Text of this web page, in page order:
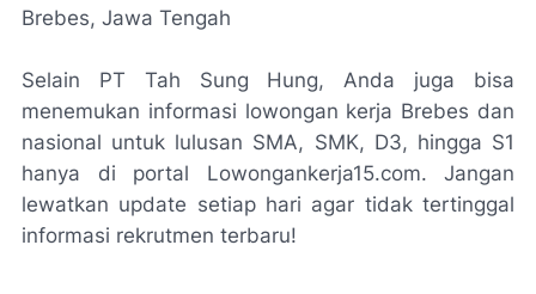
Brebes, Jawa Tengah
Selain PT Tah Sung Hung, Anda juga bisa
menemukan informasi lowongan kerja Brebes dan
nasional untuk lulusan SMA, SMK, D3, hingga S1
hanya di portal Lowongankerja15.com. Jangan
lewatkan update setiap hari agar tidak tertinggal
informasi rekrutmen terbaru!